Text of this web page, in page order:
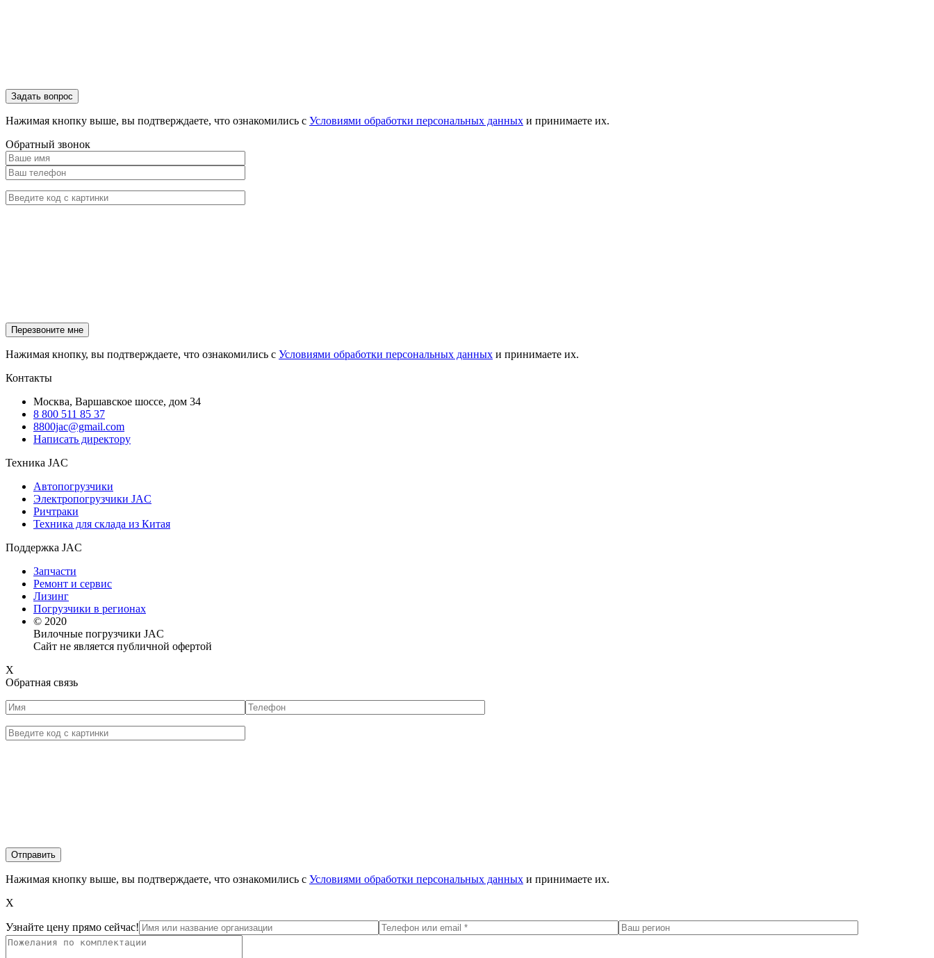
Нажимая кнопку выше, вы подтверждаете, что ознакомились с Условиями обработки персональных данных и принимаете их.
Обратный звонок
Нажимая кнопку, вы подтверждаете, что ознакомились с Условиями обработки персональных данных и принимаете их.
Контакты
Москва, Варшавское шоссе, дом 34
8 800 511 85 37
8800jac@gmail.com
Написать директору
Техника JAC
Автопогрузчики
Электропогрузчики JAC
Ричтраки
Техника для склада из Китая
Поддержка JAC
Запчасти
Ремонт и сервис
Лизинг
Погрузчики в регионах
© 2020
Вилочные погрузчики JAC
Сайт не является публичной офертой
X
Обратная связь
Нажимая кнопку выше, вы подтверждаете, что ознакомились с Условиями обработки персональных данных и принимаете их.
X
Узнайте цену прямо сейчас!